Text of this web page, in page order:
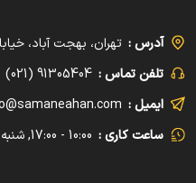
آدرس : تهران، بهجت آباد،
تلفن تماس : 91305404 (021)
ایمیل :
ساعت کاری : 10:00 - 17:00, شنبه - چهارشنبه